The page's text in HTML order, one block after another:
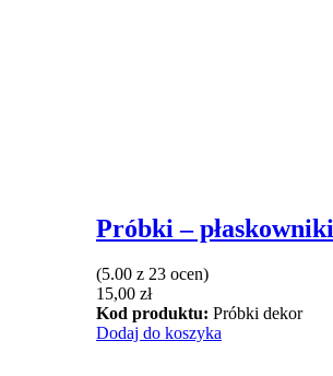
Próbki –
(5.00 z 23 ocen)
15,00 zł
Kod produktu: Próbki dekor
Dodaj do koszyka